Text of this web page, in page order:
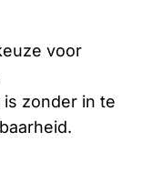
voor
zonder in te